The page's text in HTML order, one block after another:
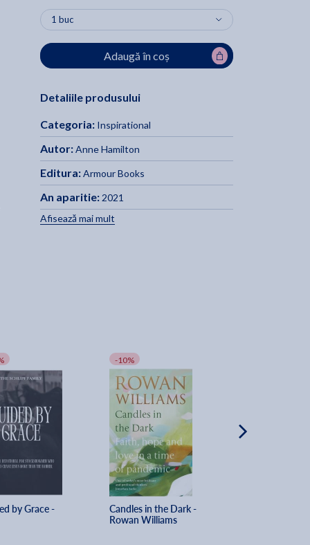
Adaugă în coș
Detaliile produsului
Categoria: Inspirational
Autor:Anne Hamilton
Editura:Armour Books
An aparitie:2021
Afisează mai mult
by Grace -
-10%
Candles in the Dark -
Rowan Williams